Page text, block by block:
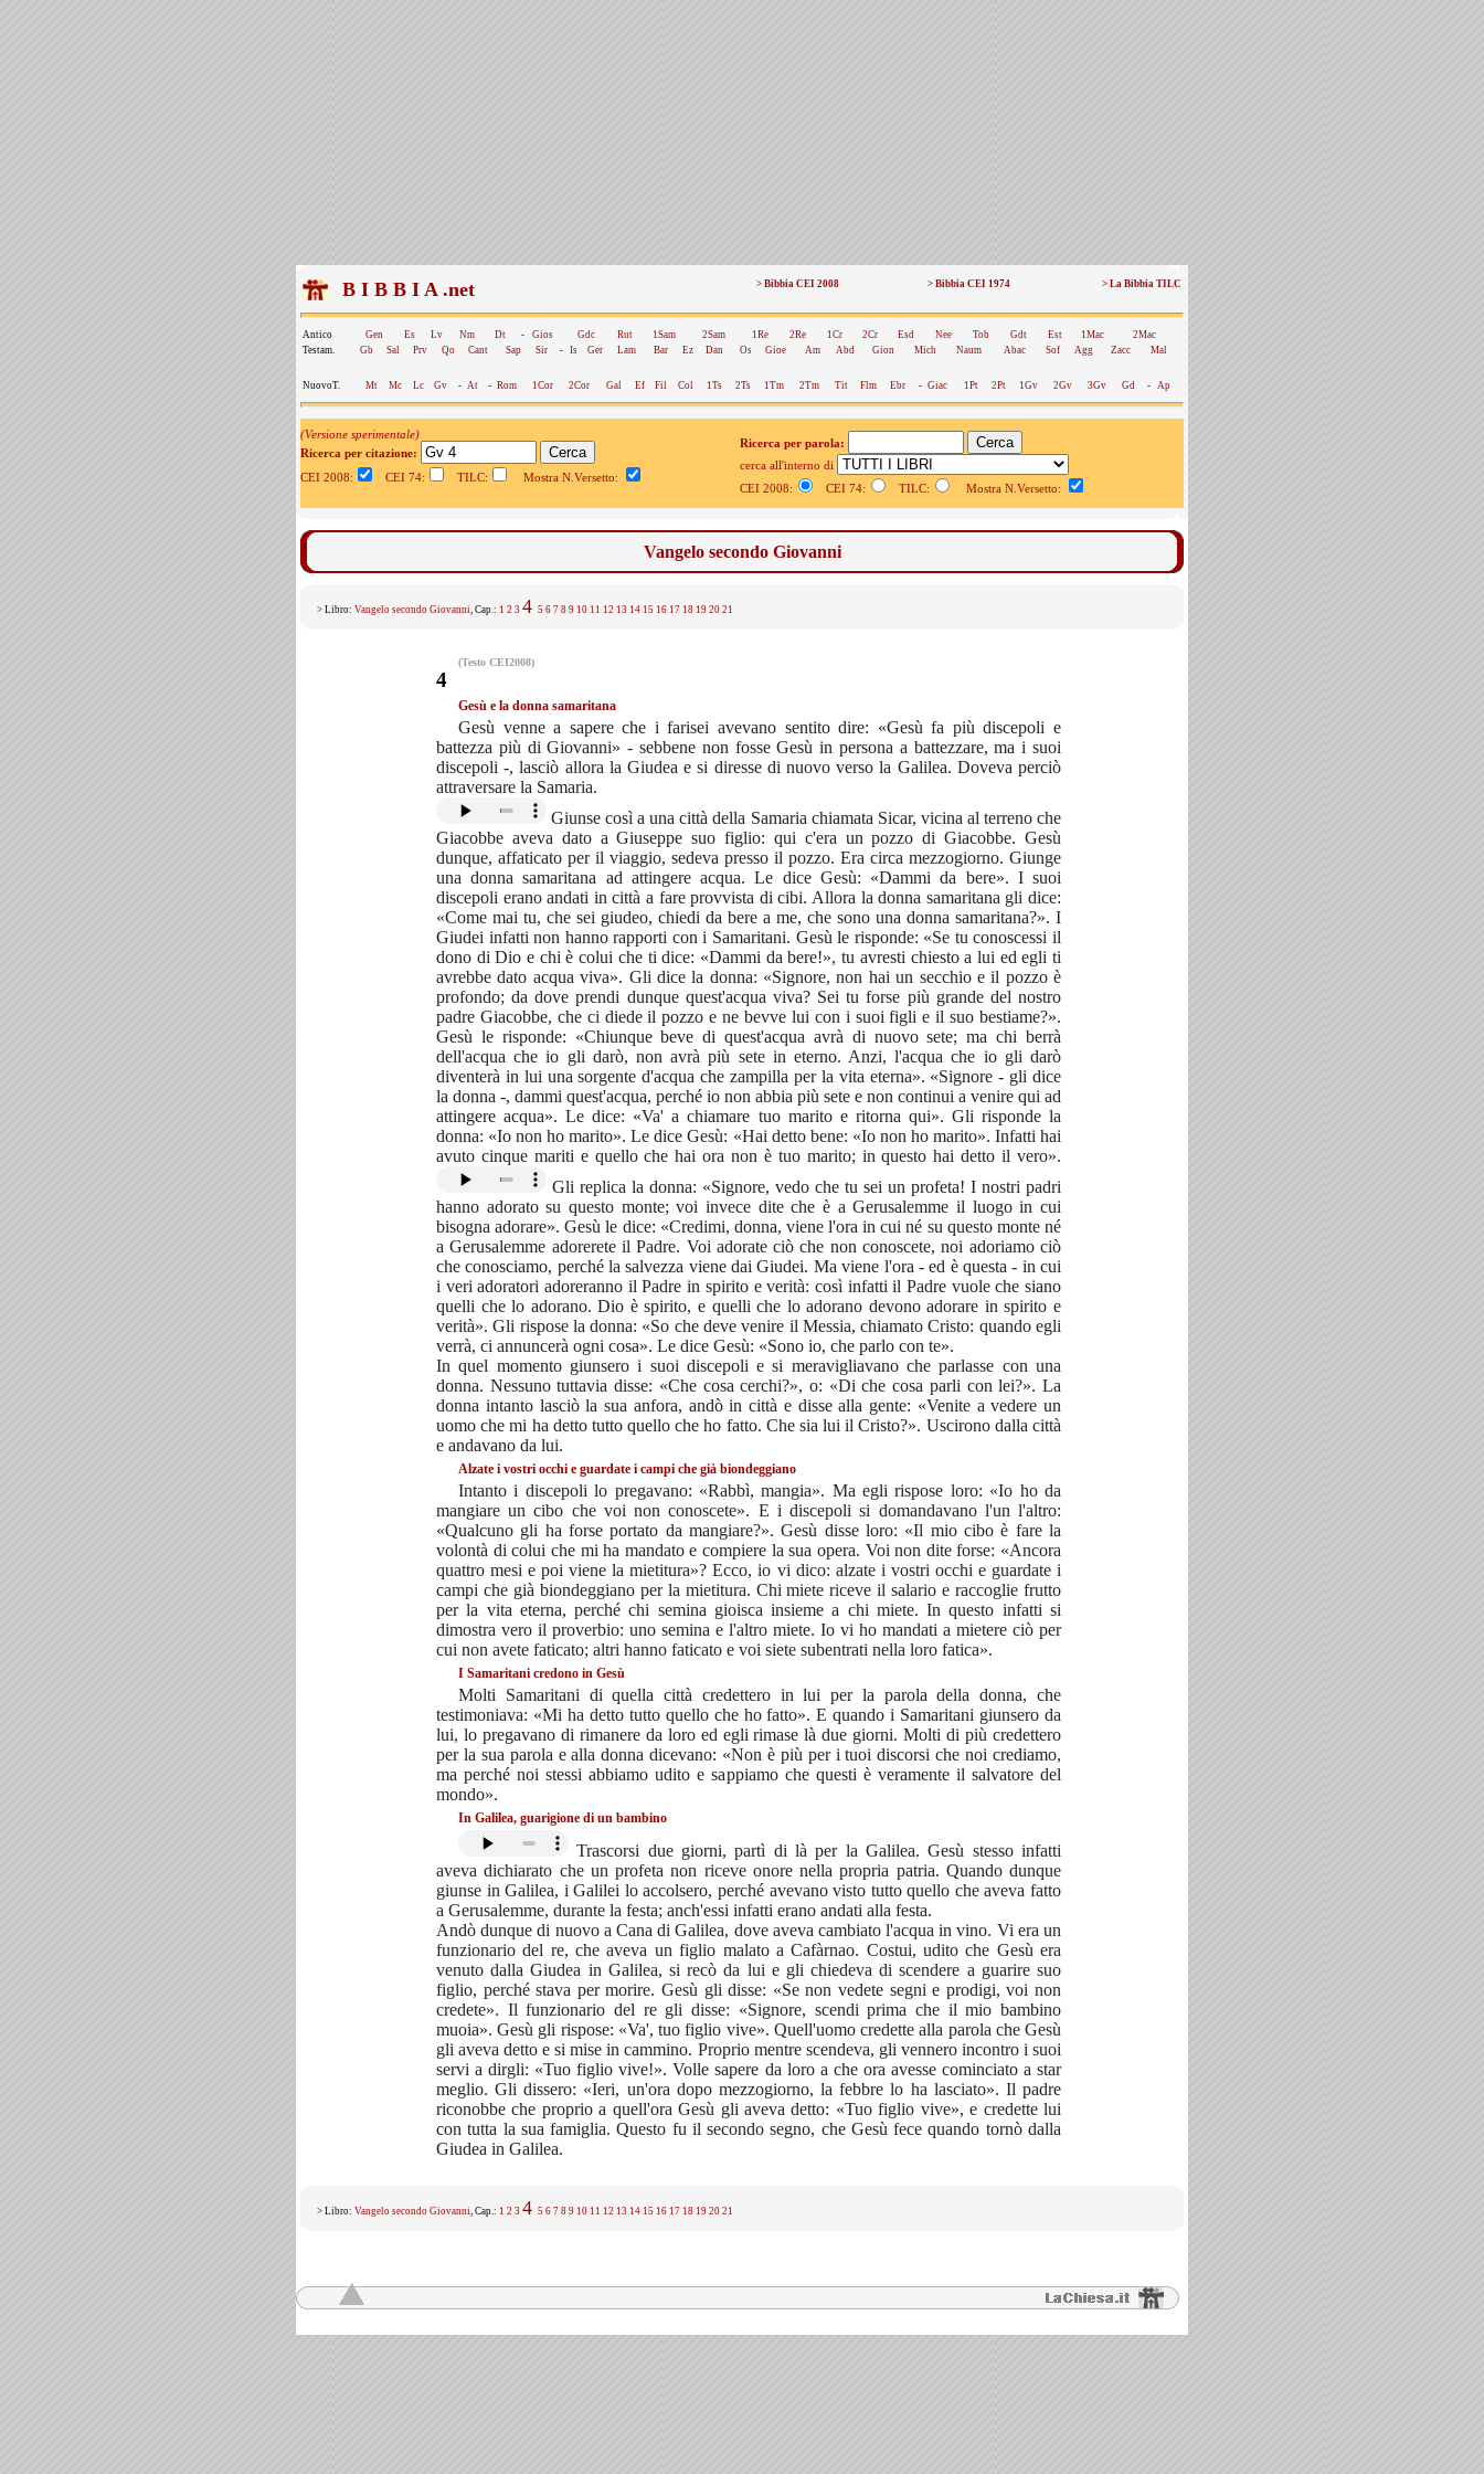
B I B B I A .net > Bibbia CEI 2008 > Bibbia CEI 1974 > La Bibbia TILC
Antico Gen Es Lv Nm Dt - Gios Gdc Rut 1Sam 2Sam 1Re 2Re 1Cr 2Cr Esd Nee Tob Gdt Est 1Mac
2Mac
Testam.
Gb Sal Prv Qo Cant Sap Sir - Is Ger Lam Bar Ez Dan Os Gioe Am Abd Gion Mich Naum Abac Sof Agg Zacc Mal
NuovoT. Mt Mc Lc Gv - At - Rom 1Cor 2Cor Gal Ef Fil Col 1Ts 2Ts 1Tm 2Tm Tit Flm Ebr - Giac 1Pt 2Pt 1Gv 2Gv 3Gv Gd - Ap
(Versione sperimentale)
Ricerca per citazione:
CEI 2008:
CEI 74: TILC: Mostra N.Versetto:
Ricerca per parola:
cerca all'interno di
CEI 2008:
CEI 74: TILC: Mostra N.Versetto:
Vangelo secondo Giovanni
> Libro: Vangelo secondo Giovanni, Cap.: 1 2 3 4 5 6 7 8 9 10 11 12 13 14 15 16 17 18 19 20 21
(Testo CEI2008)
4
Gesù e la donna samaritana
Gesù venne a sapere che i farisei avevano sentito dire: «Gesù fa più discepoli e
battezza più di Giovanni» - sebbene non fosse Gesù in persona a battezzare, ma i suoi
discepoli -, lasciò allora la Giudea e si diresse di nuovo verso la Galilea. Doveva perciò
attraversare la Samaria.
Giunse così a una città della Samaria chiamata Sicar, vicina al terreno che
Giacobbe aveva dato a Giuseppe suo figlio: qui c'era un pozzo di Giacobbe. Gesù
dunque, affaticato per il viaggio, sedeva presso il pozzo. Era circa mezzogiorno. Giunge
una donna samaritana ad attingere acqua. Le dice Gesù: «Dammi da bere». I suoi
discepoli erano andati in città a fare provvista di cibi. Allora la donna samaritana gli dice:
«Come mai tu, che sei giudeo, chiedi da bere a me, che sono una donna samaritana?». I
Giudei infatti non hanno rapporti con i Samaritani. Gesù le risponde: «Se tu conoscessi il
dono di Dio e chi è colui che ti dice: «Dammi da bere!», tu avresti chiesto a lui ed egli ti
avrebbe dato acqua viva». Gli dice la donna: «Signore, non hai un secchio e il pozzo è
profondo; da dove prendi dunque quest'acqua viva? Sei tu forse più grande del nostro
padre Giacobbe, che ci diede il pozzo e ne bevve lui con i suoi figli e il suo bestiame?».
Gesù le risponde: «Chiunque beve di quest'acqua avrà di nuovo sete; ma chi berrà
dell'acqua che io gli darò, non avrà più sete in eterno. Anzi, l'acqua che io gli darò
diventerà in lui una sorgente d'acqua che zampilla per la vita eterna». «Signore - gli dice
la donna -, dammi quest'acqua, perché io non abbia più sete e non continui a venire qui ad
attingere acqua». Le dice: «Va' a chiamare tuo marito e ritorna qui». Gli risponde la
donna: «Io non ho marito». Le dice Gesù: «Hai detto bene: «Io non ho marito». Infatti hai
avuto cinque mariti e quello che hai ora non è tuo marito; in questo hai detto il vero».
Gli replica la donna: «Signore, vedo che tu sei un profeta! I nostri padri
hanno adorato su questo monte; voi invece dite che è a Gerusalemme il luogo in cui
bisogna adorare». Gesù le dice: «Credimi, donna, viene l'ora in cui né su questo monte né
a Gerusalemme adorerete il Padre. Voi adorate ciò che non conoscete, noi adoriamo ciò
che conosciamo, perché la salvezza viene dai Giudei. Ma viene l'ora - ed è questa - in cui
i veri adoratori adoreranno il Padre in spirito e verità: così infatti il Padre vuole che siano
quelli che lo adorano. Dio è spirito, e quelli che lo adorano devono adorare in spirito e
verità». Gli rispose la donna: «So che deve venire il Messia, chiamato Cristo: quando egli
verrà, ci annuncerà ogni cosa». Le dice Gesù: «Sono io, che parlo con te».
In quel momento giunsero i suoi discepoli e si meravigliavano che parlasse con una
donna. Nessuno tuttavia disse: «Che cosa cerchi?», o: «Di che cosa parli con lei?». La
donna intanto lasciò la sua anfora, andò in città e disse alla gente: «Venite a vedere un
uomo che mi ha detto tutto quello che ho fatto. Che sia lui il Cristo?». Uscirono dalla città
e andavano da lui.
Alzate i vostri occhi e guardate i campi che già biondeggiano
Intanto i discepoli lo pregavano: «Rabbì, mangia». Ma egli rispose loro: «Io ho da
mangiare un cibo che voi non conoscete». E i discepoli si domandavano l'un l'altro:
«Qualcuno gli ha forse portato da mangiare?». Gesù disse loro: «Il mio cibo è fare la
volontà di colui che mi ha mandato e compiere la sua opera. Voi non dite forse: «Ancora
quattro mesi e poi viene la mietitura»? Ecco, io vi dico: alzate i vostri occhi e guardate i
campi che già biondeggiano per la mietitura. Chi miete riceve il salario e raccoglie frutto
per la vita eterna, perché chi semina gioisca insieme a chi miete. In questo infatti si
dimostra vero il proverbio: uno semina e l'altro miete. Io vi ho mandati a mietere ciò per
cui non avete faticato; altri hanno faticato e voi siete subentrati nella loro fatica».
I Samaritani credono in Gesù
Molti Samaritani di quella città credettero in lui per la parola della donna, che
testimoniava: «Mi ha detto tutto quello che ho fatto». E quando i Samaritani giunsero da
lui, lo pregavano di rimanere da loro ed egli rimase là due giorni. Molti di più credettero
per la sua parola e alla donna dicevano: «Non è più per i tuoi discorsi che noi crediamo,
ma perché noi stessi abbiamo udito e sappiamo che questi è veramente il salvatore del
mondo».
In Galilea, guarigione di un bambino
Trascorsi due giorni, partì di là per la Galilea. Gesù stesso infatti
aveva dichiarato che un profeta non riceve onore nella propria patria. Quando dunque
giunse in Galilea, i Galilei lo accolsero, perché avevano visto tutto quello che aveva fatto
a Gerusalemme, durante la festa; anch'essi infatti erano andati alla festa.
Andò dunque di nuovo a Cana di Galilea, dove aveva cambiato l'acqua in vino. Vi era un
funzionario del re, che aveva un figlio malato a Cafàrnao. Costui, udito che Gesù era
venuto dalla Giudea in Galilea, si recò da lui e gli chiedeva di scendere a guarire suo
figlio, perché stava per morire. Gesù gli disse: «Se non vedete segni e prodigi, voi non
credete». Il funzionario del re gli disse: «Signore, scendi prima che il mio bambino
muoia». Gesù gli rispose: «Va', tuo figlio vive». Quell'uomo credette alla parola che Gesù
gli aveva detto e si mise in cammino. Proprio mentre scendeva, gli vennero incontro i suoi
servi a dirgli: «Tuo figlio vive!». Volle sapere da loro a che ora avesse cominciato a star
meglio. Gli dissero: «Ieri, un'ora dopo mezzogiorno, la febbre lo ha lasciato». Il padre
riconobbe che proprio a quell'ora Gesù gli aveva detto: «Tuo figlio vive», e credette lui
con tutta la sua famiglia. Questo fu il secondo segno, che Gesù fece quando tornò dalla
Giudea in Galilea.
> Libro: Vangelo secondo Giovanni, Cap.: 1 2 3 4 5 6 7 8 9 10 11 12 13 14 15 16 17 18 19 20 21